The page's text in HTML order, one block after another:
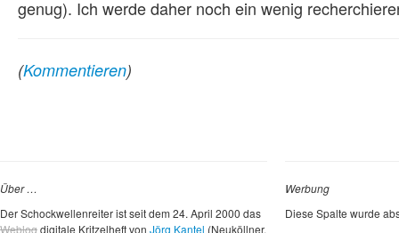
genug). Ich werde daher noch ein wenig
(Kommentieren)
Über …
Der Schockwellenreiter ist seit dem 24. April 2000 das
Weblogdigitale Kritzelheft von Jörg Kantel (Neuköllner,
Werbung
Diese Spalte wurde